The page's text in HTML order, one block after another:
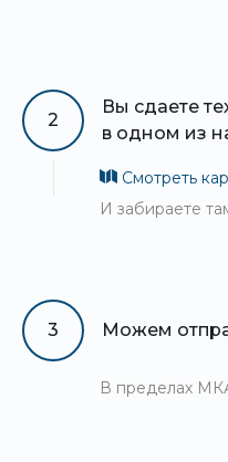
2
Вы сдаете
в одном из
Смотреть
И забираете
3 Можем
В пределах